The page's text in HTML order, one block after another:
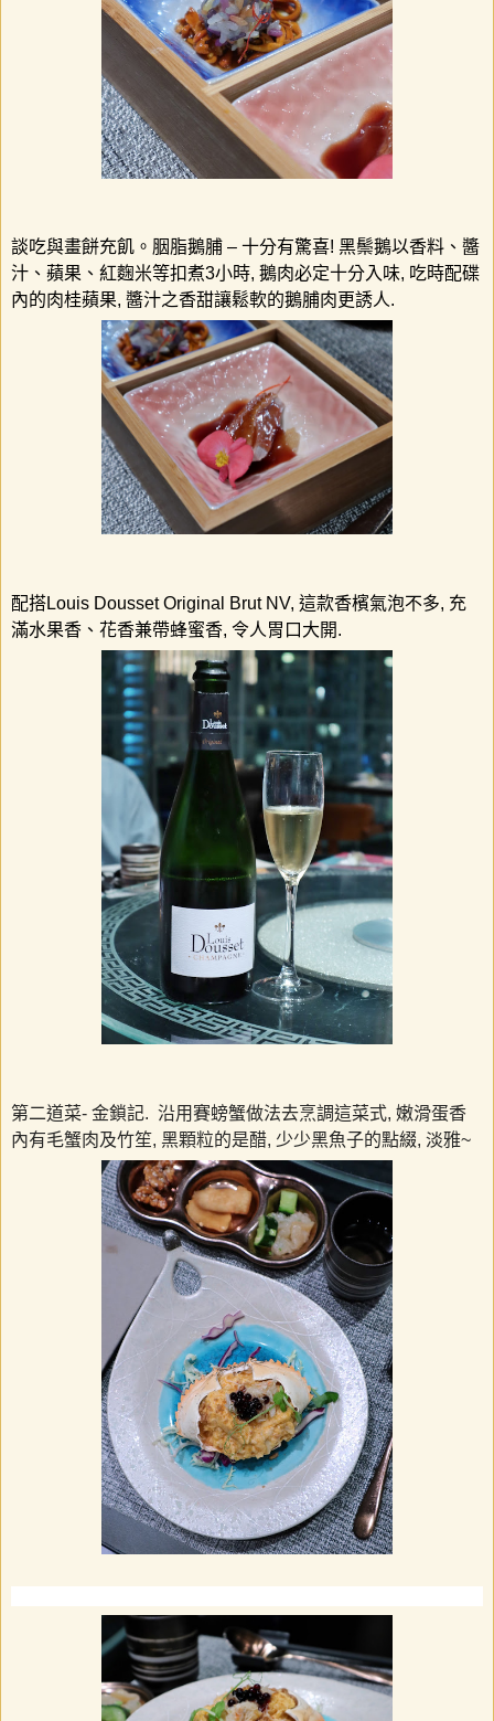
談吃與畫餅充飢。胭脂鵝脯 – 十分有驚喜! 黑鬃鵝以香料、醬
汁、蘋果、紅麴米等扣煮3小時, 鵝肉必定十分入味, 吃時配碟
內的肉桂蘋果, 醬汁之香甜讓鬆軟的鵝脯肉更誘人.
配搭Louis Dousset Original Brut NV, 這款香檳氣泡不多, 充
滿水果香、花香兼帶蜂蜜香, 令人胃口大開.
第二道菜- 金鎖記. 沿用賽螃蟹做法去烹調這菜式, 嫩滑蛋香
內有毛蟹肉及竹笙, 黑顆粒的是醋, 少少黑魚子的點綴, 淡雅~